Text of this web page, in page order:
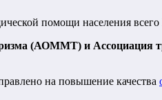
помощи населения всего
(АОММТ) и Ассоциация
на повышение качества